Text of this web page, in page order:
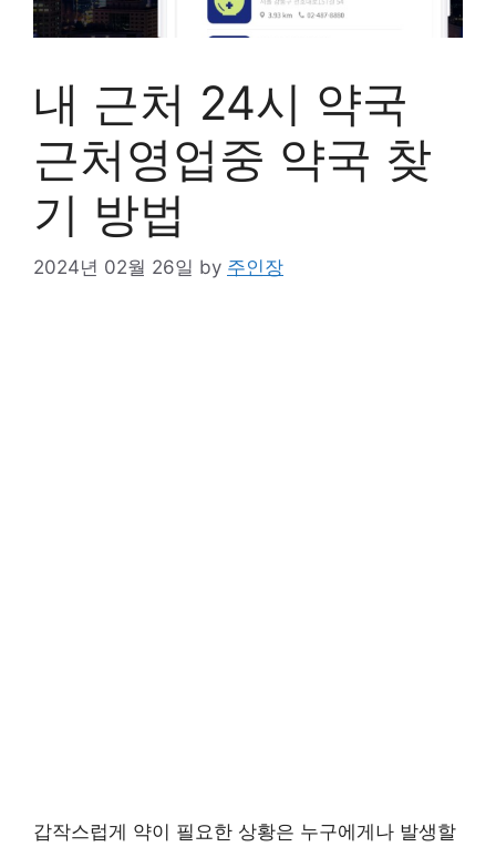
내 근처 24시 약국
근처영업중 약국 찾
기 방법
2024년 02월 26일 by 주인장
갑작스럽게 약이 필요한 상황은 누구에게나 발생할